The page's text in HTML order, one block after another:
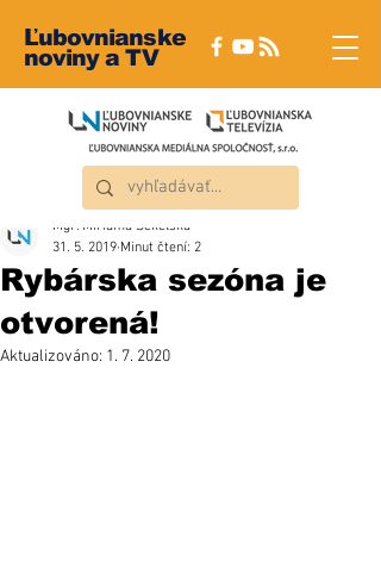
Ľubovnianske
noviny a TV
Rybárska sezóna je
otvorená!
Mgr. Miriama Sekelská
31. 5. 2019 Minut čtení: 2
Aktualizováno: 1. 7. 2020